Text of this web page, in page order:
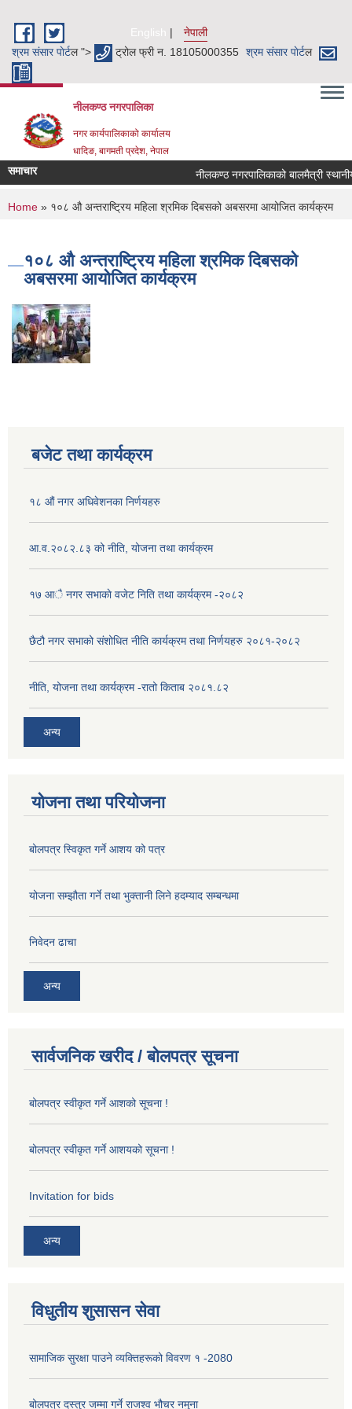
English
नेपाली
श्रम संसार पाेर्टल "> ट्रोल फ्री न. 18105000355 श्रम संसार पाेर्टल
नीलकण्ठ नगरपालिका
नगर कार्यपालिकाको कार्यालय
धादिङ, बागमती प्रदेश, नेपाल
समाचार नीलकण्ठ नगरपालिकाको बालमैत्री
You are here
Home » १०८ औ अन्तराष्ट्रिय महिला श्रमिक दिबसको अबसरमा आयोजित कार्यक्रम
१०८ औ अन्तराष्ट्रिय महिला श्रमिक दिबसको
अबसरमा आयोजित कार्यक्रम
बजेट तथा कार्यक्रम
१८ औं नगर अधिवेशनका निर्णयहरु
आ.व.२०८२.८३ को नीति, योजना तथा कार्यक्रम
१७ आै नगर सभाकाे वजेट निति तथा कार्यक्रम -२०८२
छैटौ नगर सभाको संशोधित नीति कार्यक्रम तथा निर्णयहरु २०८१-२०८२
नीति, योजना तथा कार्यक्रम -रातो किताब २०८१.८२
अन्य
योजना तथा परियोजना
बोलपत्र स्विकृत गर्ने आशय को पत्र
योजना सम्झौता गर्ने तथा भुक्तानी लिने हदम्याद सम्बन्धमा
निवेदन ढाचा
अन्य
सार्वजनिक खरीद / बोलपत्र सूचना
बोलपत्र स्वीकृत गर्ने आशको सूचना !
बोलपत्र स्वीकृत गर्ने आशयको सूचना !
Invitation for bids
अन्य
विधुतीय शुसासन सेवा
सामाजिक सुरक्षा पाउने व्यक्तिहरूको विवरण १ -2080
बोलपत्र दस्तुर जम्मा गर्ने राजश्व भौचर नमुना